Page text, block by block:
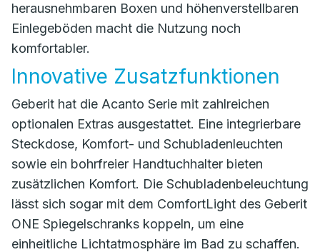
herausnehmbaren Boxen und höhenverstellbaren
Einlegeböden macht die Nutzung noch
komfortabler.
Innovative Zusatzfunktionen
Geberit hat die Acanto Serie mit zahlreichen
optionalen Extras ausgestattet. Eine integrierbare
Steckdose, Komfort- und Schubladenleuchten
sowie ein bohrfreier Handtuchhalter bieten
zusätzlichen Komfort. Die Schubladenbeleuchtung
lässt sich sogar mit dem ComfortLight des Geberit
ONE Spiegelschranks koppeln, um eine
einheitliche Lichtatmosphäre im Bad zu schaffen.